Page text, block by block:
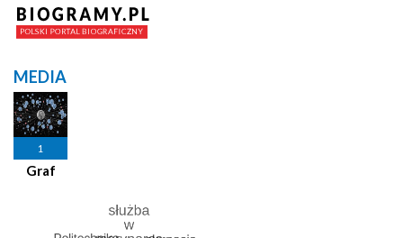
MEDIA
1
Graf